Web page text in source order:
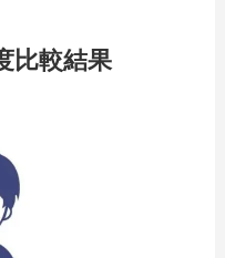
比較結果